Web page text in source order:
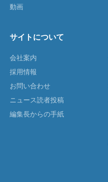
動画
サイトについて
会社案内
採用情報
お問い合わせ
ニュース読者投稿
編集長からの手紙